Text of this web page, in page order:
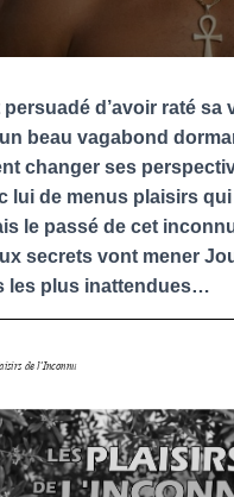
d’avoir raté sa
beau vagabond
changer ses
lui de menus plaisirs
le passé de cet
secrets vont mener
les plus inattendues…